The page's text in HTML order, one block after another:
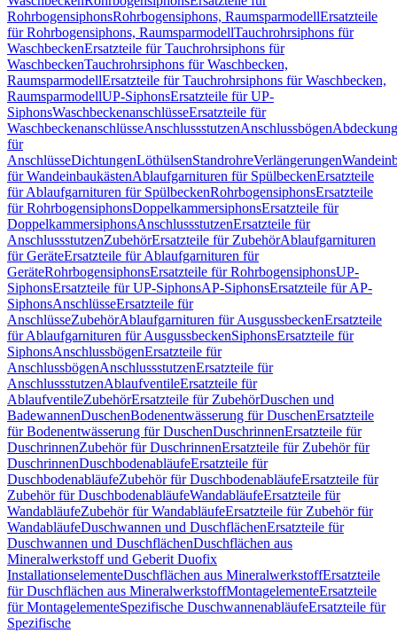
RohrbogensiphonsRohrbogensiphons, RaumsparmodellErsatzteile
für Rohrbogensiphons, RaumsparmodellTauchrohrsiphons für
WaschbeckenErsatzteile für Tauchrohrsiphons für
WaschbeckenTauchrohrsiphons für Waschbecken,
RaumsparmodellErsatzteile für Tauchrohrsiphons für Waschbecken,
RaumsparmodellUP-SiphonsErsatzteile für UP-
SiphonsWaschbeckenanschlüsseErsatzteile für
WaschbeckenanschlüsseAnschlussstutzenAnschlussbögen
für
AnschlüsseDichtungenLöthülsenStandrohreVerlängerungen
für WandeinbaukästenAblaufgarnituren für SpülbeckenErsatzteile
für Ablaufgarnituren für SpülbeckenRohrbogensiphonsErsatzteile
für RohrbogensiphonsDoppelkammersiphonsErsatzteile für
DoppelkammersiphonsAnschlussstutzenErsatzteile für
AnschlussstutzenZubehörErsatzteile für ZubehörAblaufgarnituren
für GeräteErsatzteile für Ablaufgarnituren für
GeräteRohrbogensiphonsErsatzteile für RohrbogensiphonsUP-
SiphonsErsatzteile für UP-SiphonsAP-SiphonsErsatzteile für AP-
SiphonsAnschlüsseErsatzteile für
AnschlüsseZubehörAblaufgarnituren für AusgussbeckenErsatzteile
für Ablaufgarnituren für AusgussbeckenSiphonsErsatzteile für
SiphonsAnschlussbögenErsatzteile für
AnschlussbögenAnschlussstutzenErsatzteile für
AnschlussstutzenAblaufventileErsatzteile für
AblaufventileZubehörErsatzteile für ZubehörDuschen und
BadewannenDuschenBodenentwässerung für DuschenErsatzteile
für Bodenentwässerung für DuschenDuschrinnenErsatzteile für
DuschrinnenZubehör für DuschrinnenErsatzteile für Zubehör für
DuschrinnenDuschbodenabläufeErsatzteile für
DuschbodenabläufeZubehör für DuschbodenabläufeErsatzteile für
Zubehör für DuschbodenabläufeWandabläufeErsatzteile für
WandabläufeZubehör für WandabläufeErsatzteile für Zubehör für
WandabläufeDuschwannen und DuschflächenErsatzteile für
Duschwannen und DuschflächenDuschflächen aus
Mineralwerkstoff und Geberit Duofix
InstallationselementeDuschflächen aus MineralwerkstoffErsatzteile
für Duschflächen aus MineralwerkstoffMontagelementeErsatzteile
für MontagelementeSpezifische DuschwannenabläufeErsatzteile für
Spezifische